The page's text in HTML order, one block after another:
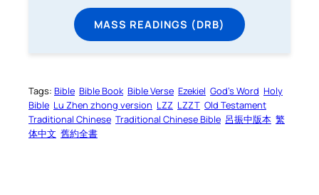
MASS READINGS (DRB)
Tags: Bible Bible Book Bible Verse Ezekiel God’s Word Holy
Bible Lu Zhen zhong version LZZ LZZT Old Testament
Traditional Chinese Traditional Chinese Bible 呂振中版本 繁
体中文 舊約全書